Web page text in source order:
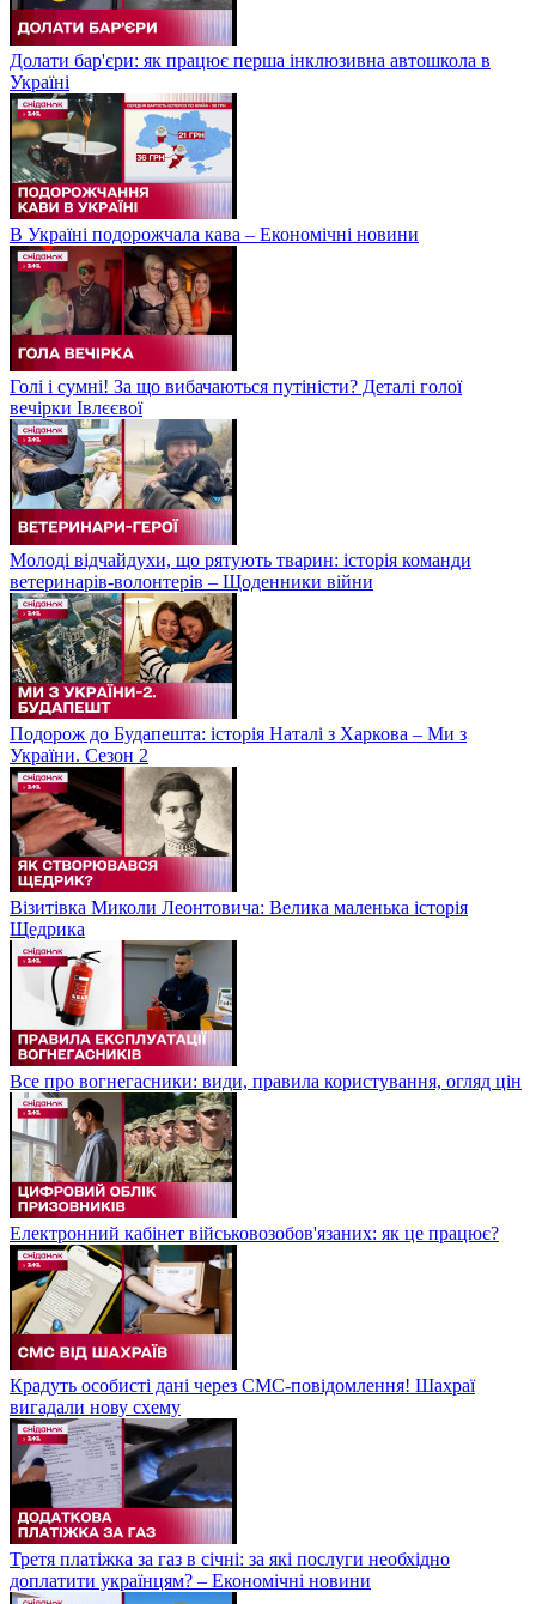
Долати бар'єри: як працює перша інклюзивна автошкола в
Україні
В Україні подорожчала кава – Економічні новини
Голі і сумні! За що вибачаються путіністи? Деталі голої
вечірки Івлєєвої
Молоді відчайдухи, що рятують тварин: історія команди
ветеринарів-волонтерів – Щоденники війни
Подорож до Будапешта: історія Наталі з Харкова – Ми з
України. Сезон 2
Візитівка Миколи Леонтовича: Велика маленька історія
Щедрика
Все про вогнегасники: види, правила користування, огляд цін
Електронний кабінет військовозобов'язаних: як це працює?
Крадуть особисті дані через СМС-повідомлення! Шахраї
вигадали нову схему
Третя платіжка за газ в січні: за які послуги необхідно
доплатити українцям? – Економічні новини